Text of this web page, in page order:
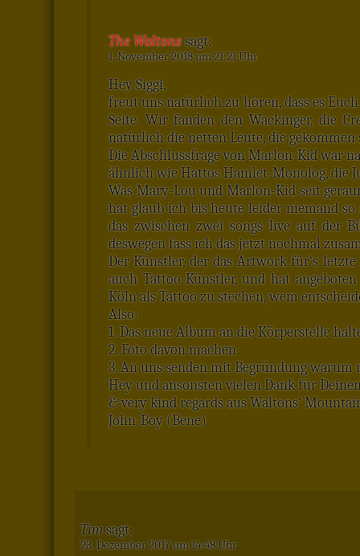
The Waltonssagt:
1. November 2018 um 21:21 Uhr
Hey Siggi,
freut uns natürlich zu hören, dass es
Seite. Wir fanden den Wackinger, die
natürlich die netten Leute, die gekommen
Die Abschlussfrage von Marlon-Kid war
ähnlich wie Hattos Hamlet-Monolog, die
Was Mary-Lou und Marlon-Kid seit
hat glaub ich bis heute leider niemand
das zwischen zwei songs live auf der
deswegen fass ich das jetzt nochmal
Der Künstler, der das Artwork für‘s
auch Tattoo-Künstler, und hat
Köln als Tattoo zu stechen, wem
Also:
1. Das neue Album an die Körperstelle
2. Foto davon machen
3. An uns senden mit Begründung
Hey und ansonsten vielen Dank für
& very kind regards aus Waltons‘
John-Boy (Bene)
Timsagt:
23. Dezember 2017 um 14:48 Uhr